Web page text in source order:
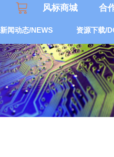
风标商城 合
新闻动态/NEWS 资源下载/